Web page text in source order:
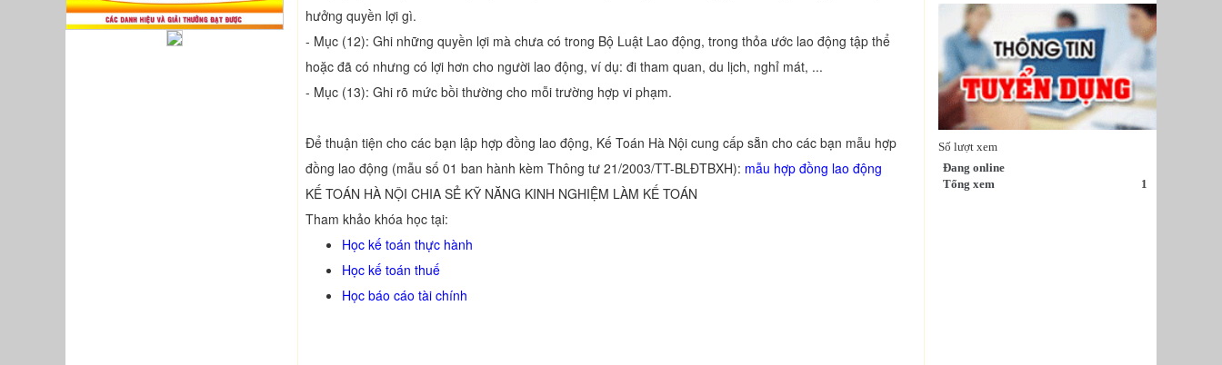
hưởng quyền lợi gì.
- Mục (12): Ghi những quyền lợi mà chưa có trong Bộ Luật Lao động, trong thỏa ước lao động tập thể
hoặc đã có nhưng có lợi hơn cho người lao động, ví dụ: đi tham quan, du lịch, nghỉ mát, ...
- Mục (13): Ghi rõ mức bồi thường cho mỗi trường hợp vi phạm.
Để thuận tiện cho các bạn lập hợp đồng lao động, Kế Toán Hà Nội cung cấp sẵn cho các bạn mẫu hợp
đồng lao động (mẫu số 01 ban hành kèm Thông tư 21/2003/TT-BLĐTBXH): mẫu hợp đồng lao động
KẾ TOÁN HÀ NỘI CHIA SẺ KỸ NĂNG KINH NGHIỆM LÀM KẾ TOÁN
Tham khảo khóa học tại:
Học kế toán thực hành
Học kế toán thuế
Học báo cáo tài chính
Số lượt xem
Đang online
Tổng xem
1